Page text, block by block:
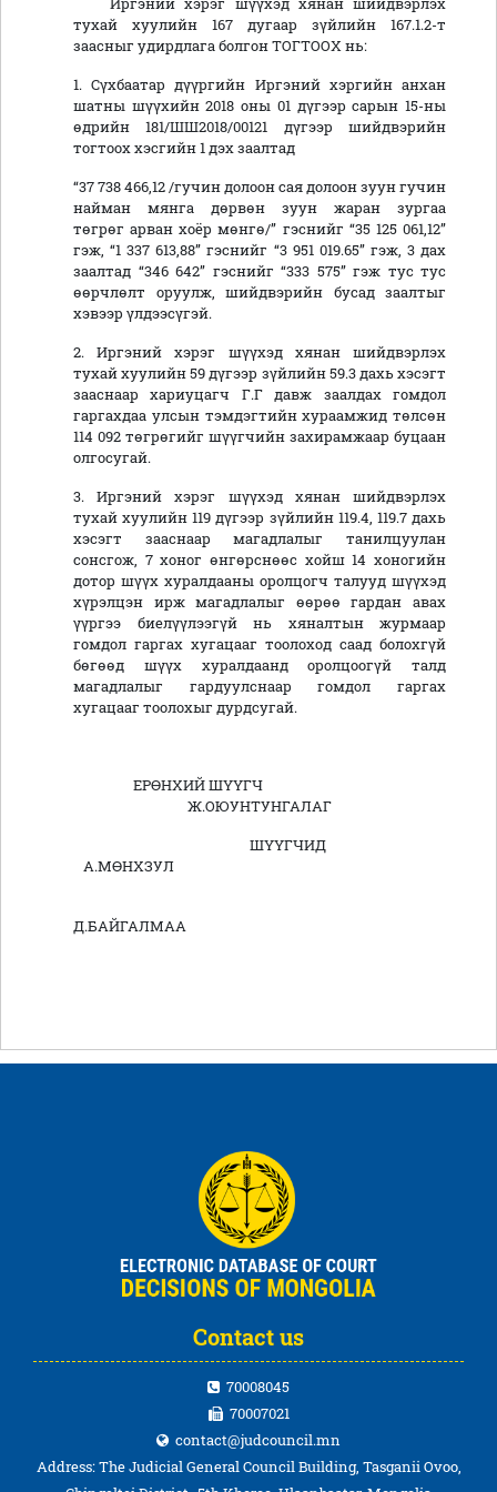
Иргэний хэрэг шүүхэд хянан шийдвэрлэх
тухай хуулийн 167 дугаар зүйлийн 167.1.2-т
заасныг удирдлага болгон ТОГТООХ нь:
1. Сүхбаатар дүүргийн Иргэний хэргийн анхан
шатны шүүхийн 2018 оны 01 дүгээр сарын 15-ны
өдрийн 181/ШШ2018/00121 дүгээр шийдвэрийн
тогтоох хэсгийн 1 дэх заалтад
“37 738 466,12 /гучин долоон сая долоон зуун гучин
найман мянга дөрвөн зуун жаран зургаа
төгрөг арван хоёр мөнгө/” гэснийг “35 125 061,12”
гэж, “1 337 613,88” гэснийг “3 951 019.65” гэж, 3 дах
заалтад “346 642” гэснийг “333 575” гэж тус тус
өөрчлөлт оруулж, шийдвэрийн бусад заалтыг
хэвээр үлдээсүгэй.
2. Иргэний хэрэг шүүхэд хянан шийдвэрлэх
тухай хуулийн 59 дүгээр зүйлийн 59.3 дахь хэсэгт
зааснаар хариуцагч Г.Г давж заалдах гомдол
гаргахдаа улсын тэмдэгтийн хураамжид төлсөн
114 092 төгрөгийг шүүгчийн захирамжаар буцаан
олгосугай.
3. Иргэний хэрэг шүүхэд хянан шийдвэрлэх
тухай хуулийн 119 дүгээр зүйлийн 119.4, 119.7 дахь
хэсэгт зааснаар магадлалыг танилцуулан
сонсгож, 7 хоног өнгөрснөөс хойш 14 хоногийн
дотор шүүх хуралдааны оролцогч талууд шүүхэд
хүрэлцэн ирж магадлалыг өөрөө гардан авах
үүргээ биелүүлээгүй нь хяналтын журмаар
гомдол гаргах хугацааг тоолоход саад болохгүй
бөгөөд шүүх хуралдаанд оролцоогүй талд
магадлалыг гардуулснаар гомдол гаргах
хугацааг тоолохыг дурдсугай.
ЕРӨНХИЙ ШҮҮГЧ
Ж.ОЮУНТУНГАЛАГ
ШҮҮГЧИД
А.МӨНХЗУЛ
Д.БАЙГАЛМАА
Contact us
70008045
70007021
contact@judcouncil.mn
Address: The Judicial General Council Building, Tasganii Ovoo,